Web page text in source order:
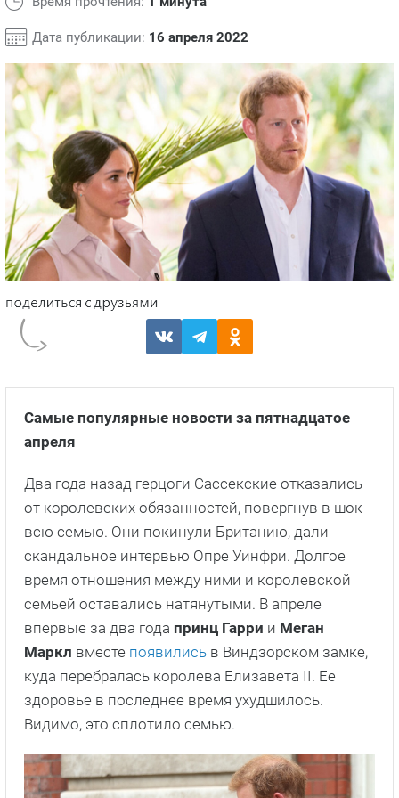
Дата публикации: 16 апреля 2022
Самые популярные новости за пятнадцатое
апреля
Два года назад герцоги Сассекские отказались
от королевских обязанностей, повергнув в шок
всю семью. Они покинули Британию, дали
скандальное интервью Опре Уинфри. Долгое
время отношения между ними и королевской
семьей оставались натянутыми. В апреле
впервые за два года принц Гарри и Меган
Маркл вместе появились в Виндзорском замке,
куда перебралась королева Елизавета II. Ее
здоровье в последнее время ухудшилось.
Видимо, это сплотило семью.